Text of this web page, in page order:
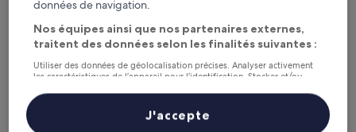
(4 687 avis)
de
178 €
Thorbjørnrud Hotell
données de navigation.
Nos équipes ainsi que nos partenaires externes,
traitent des données selon les finalités suivantes :
Utiliser des données de géolocalisation précises. Analyser activement
les caractéristiques de l’appareil pour l’identification. Stocker et/ou
personnalisés, mesure de performance des publicités et du contenu,
études d’audience et développement de services.
Liste de nos partenaires (fournisseurs)
J'accepte